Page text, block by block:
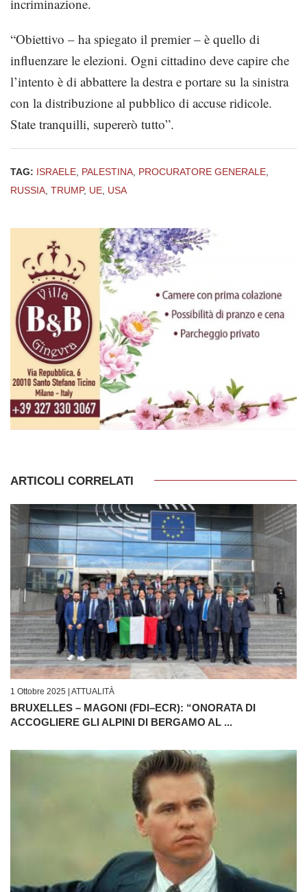
incriminazione.
“Obiettivo – ha spiegato il premier – è quello di
influenzare le elezioni. Ogni cittadino deve capire che
l’intento è di abbattere la destra e portare su la sinistra
con la distribuzione al pubblico di accuse ridicole.
State tranquilli, supererò tutto”.
TAG: ISRAELE PALESTINA PROCURATORE GENERALE
RUSSIA TRUMP, UE USA
ARTICOLI CORRELATI
1 Ottobre 2025 | ATTUALITÀ
BRUXELLES – MAGONI (FDI–ECR): “ONORATA DI
ACCOGLIERE GLI ALPINI DI BERGAMO AL ...